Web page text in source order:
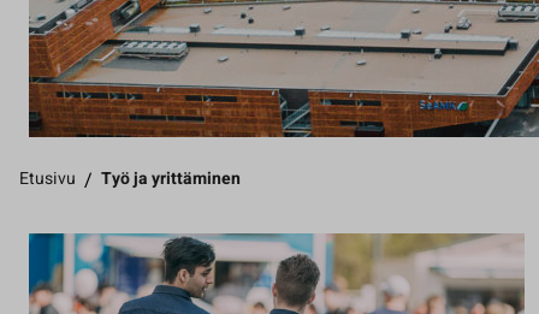
Etusivu / Työ ja yrittäminen